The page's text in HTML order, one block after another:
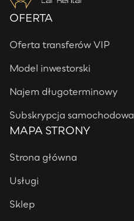
OFERTA
Oferta transferów VIP
Model inwestorski
Najem długoterminowy
Subskrypcja samochodowa
MAPA STRONY
Strona główna
Usługi
Sklep